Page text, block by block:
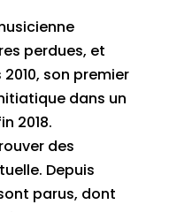
perdues, et
son premier
dans un
2018.
des
Depuis
parus, dont